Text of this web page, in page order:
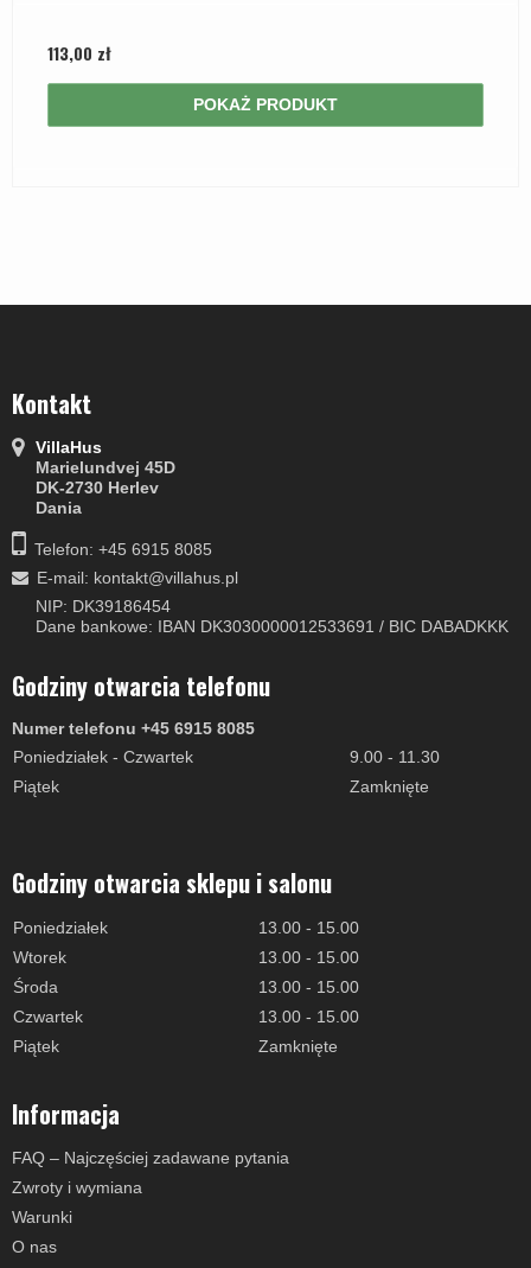
113,00 zł
POKAŻ PRODUKT
Kontakt
VillaHus
Marielundvej 45D
DK-2730 Herlev
Dania
Telefon: +45 6915 8085
E-mail: kontakt@villahus.pl
NIP: DK39186454
Dane bankowe: IBAN DK3030000012533691 / BIC DABADKKK
Godziny otwarcia telefonu
Numer telefonu +45 6915 8085
Poniedziałek - Czwartek
9.00 - 11.30
Piątek
Zamknięte
Godziny otwarcia sklepu i salonu
Poniedziałek
13.00 - 15.00
Wtorek
13.00 - 15.00
Środa
13.00 - 15.00
Czwartek
13.00 - 15.00
Piątek
Zamknięte
Informacja
FAQ – Najczęściej zadawane pytania
Zwroty i wymiana
Warunki
O nas